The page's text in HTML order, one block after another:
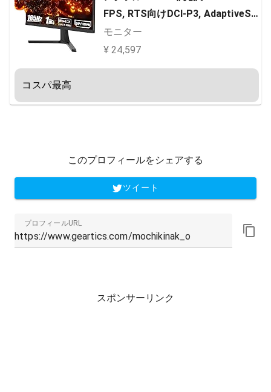
FPS, RTS向けDCI-P3, AdaptiveSy
nc対応, 傾き調節, HDMI X2, DP, VE
SA, ブルーライト軽減 モニター 24
モニター
¥ 24,597
コスパ最高
このプロフィールをシェアする
ツイート
プロフィールURL
スポンサーリンク